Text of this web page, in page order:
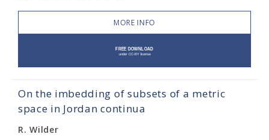
MORE INFO
On the imbedding of subsets of a metric
space in Jordan continua
R. Wilder